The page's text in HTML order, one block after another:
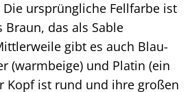
Die ursprüngliche Fellfarbe ist
das als Sable
gibt es auch Blau-
(warmbeige) und Platin (ein
Kopf ist rund und ihre großen